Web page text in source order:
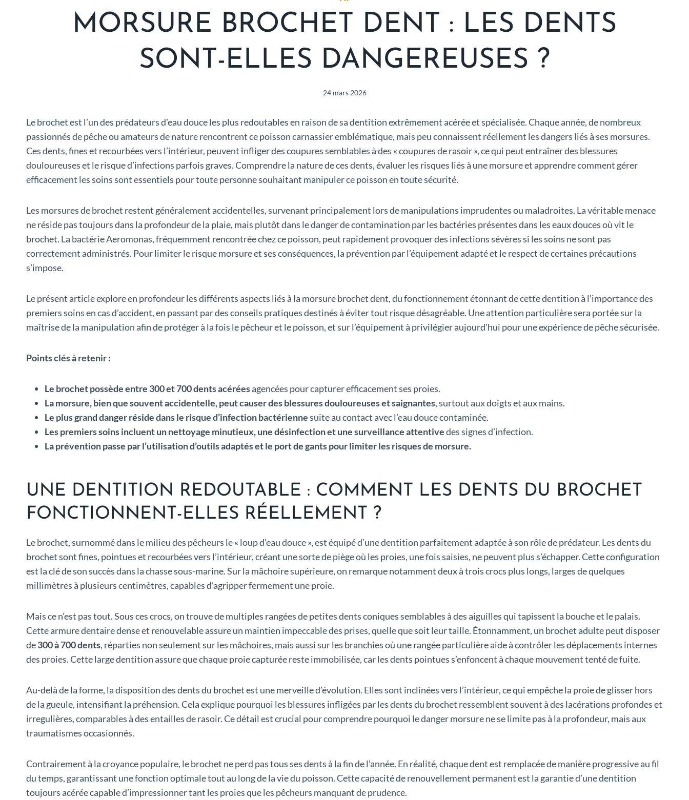
MORSURE BROCHET DENT : LES DENTS
SONT-ELLES DANGEREUSES ?
24 mars 2026
Le brochet est l’un des prédateurs d’eau douce les plus redoutables en raison de sa dentition extrêmement acérée et spécialisée. Chaque année, de nombreux
passionnés de pêche ou amateurs de nature rencontrent ce poisson carnassier emblématique, mais peu connaissent réellement les dangers liés à ses morsures.
Ces dents, fines et recourbées vers l’intérieur, peuvent infliger des coupures semblables à des « coupures de rasoir », ce qui peut entraîner des blessures
douloureuses et le risque d’infections parfois graves. Comprendre la nature de ces dents, évaluer les risques liés à une morsure et apprendre comment gérer
efficacement les soins sont essentiels pour toute personne souhaitant manipuler ce poisson en toute sécurité.
Les morsures de brochet restent généralement accidentelles, survenant principalement lors de manipulations imprudentes ou maladroites. La véritable menace
ne réside pas toujours dans la profondeur de la plaie, mais plutôt dans le danger de contamination par les bactéries présentes dans les eaux douces où vit le
brochet. La bactérie Aeromonas, fréquemment rencontrée chez ce poisson, peut rapidement provoquer des infections sévères si les soins ne sont pas
correctement administrés. Pour limiter le risque morsure et ses conséquences, la prévention par l’équipement adapté et le respect de certaines précautions
s’impose.
Le présent article explore en profondeur les différents aspects liés à la morsure brochet dent, du fonctionnement étonnant de cette dentition à l’importance des
premiers soins en cas d’accident, en passant par des conseils pratiques destinés à éviter tout risque désagréable. Une attention particulière sera portée sur la
maîtrise de la manipulation afin de protéger à la fois le pêcheur et le poisson, et sur l’équipement à privilégier aujourd’hui pour une expérience de pêche sécurisée.
Points clés à retenir :
Le brochet possède entre 300 et 700 dents acéréesagencées pour capturer efficacement ses proies.
La morsure, bien que souvent accidentelle, peut causer des blessures douloureuses et saignantes, surtout aux doigts et aux mains.
Le plus grand danger réside dans le risque d’infection bactériennesuite au contact avec l’eau douce contaminée.
Les premiers soins incluent un nettoyage minutieux, une désinfection et une surveillance attentivedes signes d’infection.
La prévention passe par l’utilisation d’outils adaptés et le port de gants pour limiter les risques de morsure.
UNE DENTITION REDOUTABLE : COMMENT LES DENTS DU BROCHET
FONCTIONNENT-ELLES RÉELLEMENT ?
Le brochet, surnommé dans le milieu des pêcheurs le « loup d’eau douce », est équipé d’une dentition parfaitement adaptée à son rôle de prédateur. Les dents du
brochet sont fines, pointues et recourbées vers l’intérieur, créant une sorte de piège où les proies, une fois saisies, ne peuvent plus s’échapper. Cette configuration
est la clé de son succès dans la chasse sous-marine. Sur la mâchoire supérieure, on remarque notamment deux à trois crocs plus longs, larges de quelques
millimètres à plusieurs centimètres, capables d’agripper fermement une proie.
Mais ce n’est pas tout. Sous ces crocs, on trouve de multiples rangées de petites dents coniques semblables à des aiguilles qui tapissent la bouche et le palais.
Cette armure dentaire dense et renouvelable assure un maintien impeccable des prises, quelle que soit leur taille. Étonnamment, un brochet adulte peut disposer
de300 à 700 dents, réparties non seulement sur les mâchoires, mais aussi sur les branchies où une rangée particulière aide à contrôler les déplacements internes
des proies. Cette large dentition assure que chaque proie capturée reste immobilisée, car les dents pointues s’enfoncent à chaque mouvement tenté de fuite.
Au-delà de la forme, la disposition des dents du brochet est une merveille d’évolution. Elles sont inclinées vers l’intérieur, ce qui empêche la proie de glisser hors
de la gueule, intensifiant la préhension. Cela explique pourquoi les blessures infligées par les dents du brochet ressemblent souvent à des lacérations profondes et
irregulières, comparables à des entailles de rasoir. Ce détail est crucial pour comprendre pourquoi le danger morsure ne se limite pas à la profondeur, mais aux
traumatismes occasionnés.
Contrairement à la croyance populaire, le brochet ne perd pas tous ses dents à la fin de l’année. En réalité, chaque dent est remplacée de manière progressive au fil
du temps, garantissant une fonction optimale tout au long de la vie du poisson. Cette capacité de renouvellement permanent est la garantie d’une dentition
toujours acérée capable d’impressionner tant les proies que les pêcheurs manquant de prudence.